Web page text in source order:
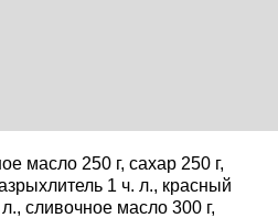
масло 250 г, сахар 250 г,
1 ч. л., красный
сливочное масло 300 г,